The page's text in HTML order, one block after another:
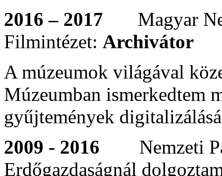
2016 – 2017 Magyar
Filmintézet: Archivátor
A múzeumok világával
Múzeumban ismerkedtem
gyűjtemények
2009 - 2016 Nemzeti
Erdőgazdaságnál